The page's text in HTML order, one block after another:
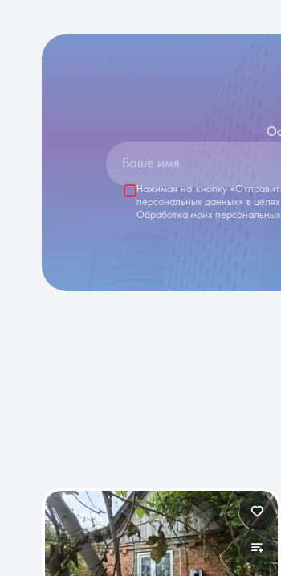
Ваше имя
Нажимая на кнопку
персональных данных» в
Обработка моих